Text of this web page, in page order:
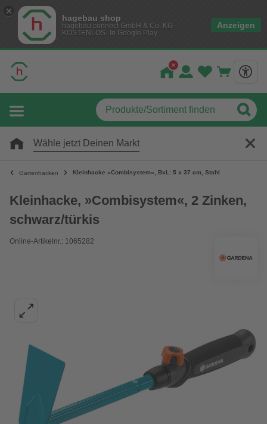
hagebau shop
hagebau connect GmbH & Co. KG
KOSTENLOS- In Google Play
Anzeigen
Wähle jetzt Deinen Markt
Gartenhacken Kleinhacke »Combisystem«, BxL: 5 x 37 cm, Stahl
Kleinhacke, »Combisystem«, 2 Zinken,
schwarz/türkis
Online-Artikelnr.: 1065282